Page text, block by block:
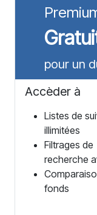
pour un
Accèder à
Listes de
illimitées
Filtrages de
recherche
fonds